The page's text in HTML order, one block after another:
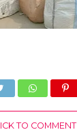
TO COMMENT